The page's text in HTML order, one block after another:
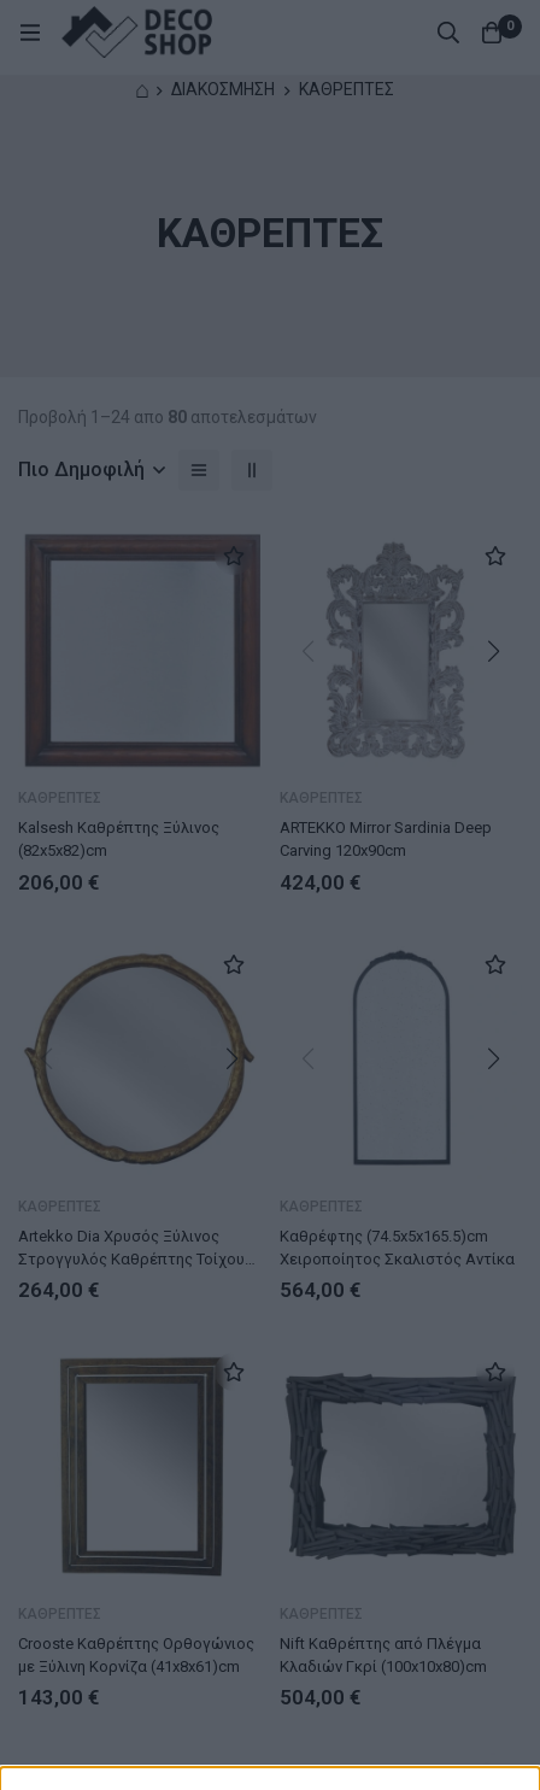
0
⌂ ΔΙΑΚΟΣΜΗΣΗ ΚΑΘΡΕΠΤΕΣ
ΚΑΘΡΕΠΤΕΣ
Προβολή 1–24 απο 80 αποτελεσμάτων
Πιο Δημοφιλή
ΚΑΘΡΕΠΤΕΣ
Kalsesh Καθρέπτης Ξύλινος
(82x5x82)cm
206,00 €
ΚΑΘΡΕΠΤΕΣ
ARTEKKO Mirror Sardinia Deep
Carving 120x90cm
424,00 €
ΚΑΘΡΕΠΤΕΣ
Artekko Dia Χρυσός Ξύλινος
Στρογγυλός Καθρέπτης Τοίχου
(88x4x80)cm
264,00 €
ΚΑΘΡΕΠΤΕΣ
Καθρέφτης (74.5x5x165.5)cm
Χειροποίητος Σκαλιστός Αντίκα
564,00 €
ΚΑΘΡΕΠΤΕΣ
Crooste Καθρέπτης Ορθογώνιος
με Ξύλινη Κορνίζα (41x8x61)cm
143,00 €
ΚΑΘΡΕΠΤΕΣ
Nift Καθρέπτης από Πλέγμα
Κλαδιών Γκρί (100x10x80)cm
504,00 €